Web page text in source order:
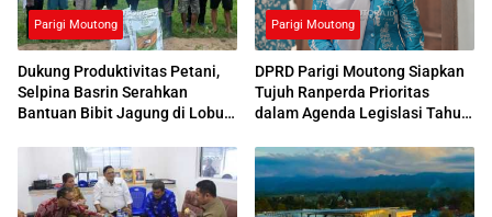
Parigi Moutong
Dukung Produktivitas Petani,
Selpina Basrin Serahkan
Bantuan Bibit Jagung di Lobu
Parigi Moutong
DPRD Parigi Moutong Siapkan
Tujuh Ranperda Prioritas
dalam Agenda Legislasi Tahun